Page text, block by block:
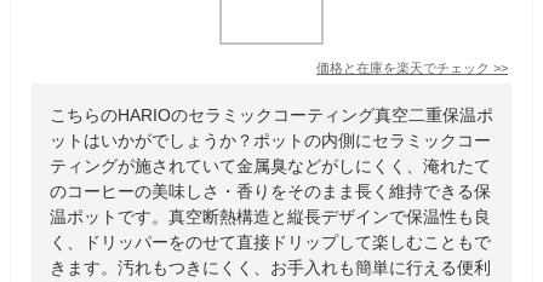
価格と在庫を楽天でチェック >>
こちらのHARIOのセラミックコーティング真空二重保温ポ
ットはいかがでしょうか？ポットの内側にセラミックコー
ティングが施されていて金属臭などがしにくく、淹れたて
のコーヒーの美味しさ・香りをそのまま長く維持できる保
温ポットです。真空断熱構造と縦長デザインで保温性も良
く、ドリッパーをのせて直接ドリップして楽しむこともで
きます。汚れもつきにくく、お手入れも簡単に行える便利